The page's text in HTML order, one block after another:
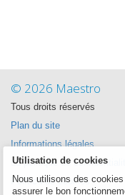
© 2026 Maestro
Tous droits réservés
Plan du site
Informations légales
La politique de confidentialité
Política de cookies
Utilisation de cookies
Nous utilisons des
assurer le bon